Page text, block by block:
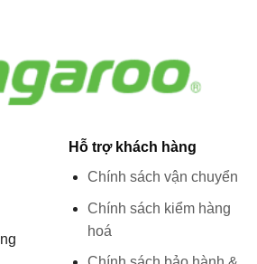
Hỗ trợ khách hàng
Chính sách vận chuyển
Chính sách kiểm hàng
hoá